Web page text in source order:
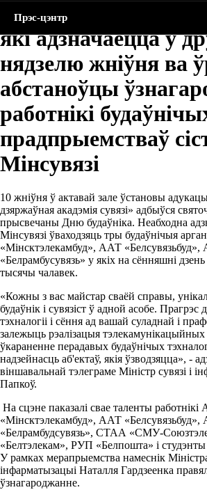
Прэс-цэнтр
Напярэдадні Дня
які адзначаецца ў
нядзелю жніўня ва
абстаноўцы
работнікі
прадпрыемстваў
Мінсувязі
10 жніўня ў актавай зале ўстановы
дзяржаўная акадэмія сувязі» адбыўся
прысвечаны Дню будаўніка. Неабходна
Мінсувязі ўваходзяць тры будаўнічыя
«Мінсктэлекамбуд», ААТ
«Белрамбусувязь» у якіх на сённяшні
тысячы чалавек.
«Кожны з вас майстар сваёй справы,
будаўнік і сувязіст ў адной асобе.
тэхналогіі і сёння ад вашай суладнай і
залежыць рэалізацыя тэлекамунікацыйных
ўкараненне перадавых будаўнічых
надзейнасць аб'ектаў, якія ўзводзяцца», -
віншавальнай тэлеграме Міністр сувязі і
Папкоў.
На сцэне паказалі свае таленты
«Мінсктэлекамбуд», ААТ
«Белрамбудсувязь», СТАА «СМУ-
«Белтэлекам», РУП «Белпошта» і
У рамках мерапрыемства намеснік Міністра
інфарматызацыі Наталля Гардзеенка
ўзнагароджанне.